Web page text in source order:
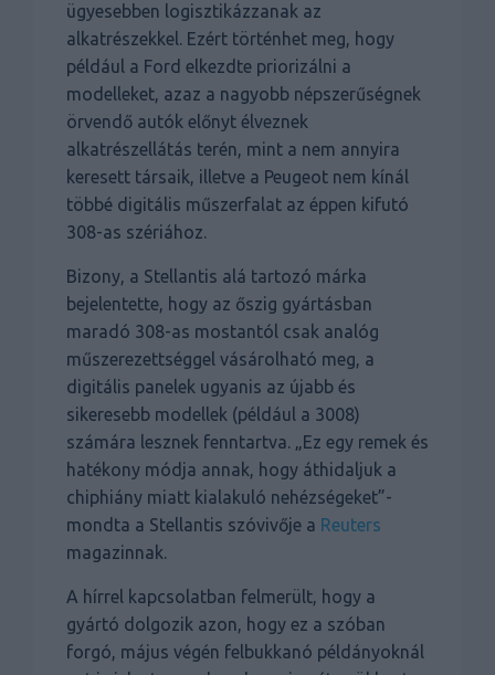
ügyesebben logisztikázzanak az
alkatrészekkel. Ezért történhet meg, hogy
például a Ford elkezdte priorizálni a
modelleket, azaz a nagyobb népszerűségnek
örvendő autók előnyt élveznek
alkatrészellátás terén, mint a nem annyira
keresett társaik, illetve a Peugeot nem kínál
többé digitális műszerfalat az éppen kifutó
308-as szériához.
Bizony, a Stellantis alá tartozó márka
bejelentette, hogy az őszig gyártásban
maradó 308-as mostantól csak analóg
műszerezettséggel vásárolható meg, a
digitális panelek ugyanis az újabb és
sikeresebb modellek (például a 3008)
számára lesznek fenntartva. „Ez egy remek és
hatékony módja annak, hogy áthidaljuk a
chiphiány miatt kialakuló nehézségeket”-
mondta a Stellantis szóvivője a Reuters
magazinnak.
A hírrel kapcsolatban felmerült, hogy a
gyártó dolgozik azon, hogy ez a szóban
forgó, május végén felbukkanó példányoknál